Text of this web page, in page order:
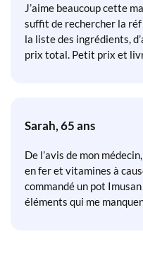
J’aime beaucoup cette
suffit de rechercher la
la liste des ingrédients,
prix total. Petit prix et
Sarah, 65 ans
De l’avis de mon
en fer et vitamines à
commandé un pot
éléments qui me